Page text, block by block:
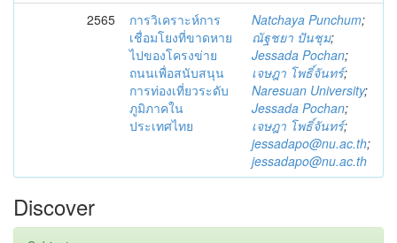
2565
การวิเคราะห์การ
เชื่อมโยงที่ขาดหาย
ไปของโครงข่าย
ถนนเพื่อสนับสนุน
การท่องเที่ยวระดับ
ภูมิภาคใน
ประเทศไทย
Natchaya Punchum;
ณัฐชยา ปันชุม;
Jessada Pochan;
เจษฎา โพธิ์จันทร์;
Naresuan University;
Jessada Pochan;
เจษฎา โพธิ์จันทร์;
jessadapo@nu.ac.th;
jessadapo@nu.ac.th
Discover